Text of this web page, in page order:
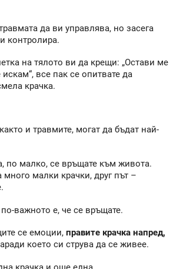
да ви управлява, но засега
контролира.
на тялото ви да крещи: „Остави ме
все пак се опитвате да
крачка.
и травмите, могат да бъдат най-
по малко, се връщате към живота.
много малки крачки, друг път –
важното е, че се връщате.
се емоции, правите крачка напред,
което си струва да се живее.